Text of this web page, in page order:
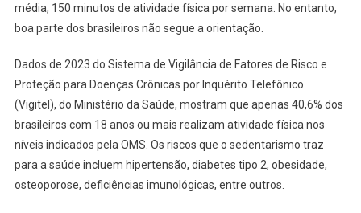
média, 150 minutos de atividade física por semana. No entanto,
boa parte dos brasileiros não segue a orientação.
Dados de 2023 do Sistema de Vigilância de Fatores de Risco e
Proteção para Doenças Crônicas por Inquérito Telefônico
(Vigitel), do Ministério da Saúde, mostram que apenas 40,6% dos
brasileiros com 18 anos ou mais realizam atividade física nos
níveis indicados pela OMS. Os riscos que o sedentarismo traz
para a saúde incluem hipertensão, diabetes tipo 2, obesidade,
osteoporose, deficiências imunológicas, entre outros.